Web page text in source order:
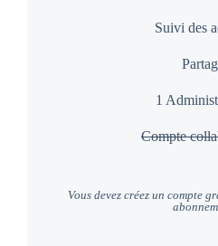
Suivi des
1
Compte
Vous devez créez un compte